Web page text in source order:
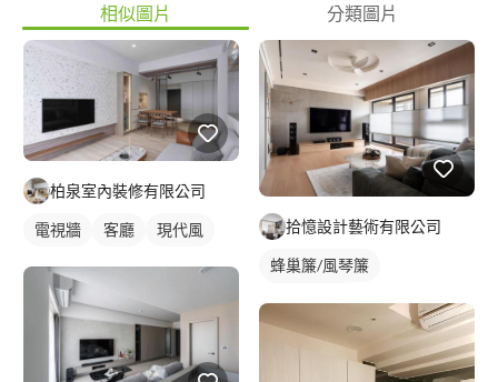
相似圖片 分類圖片
柏泉室內裝修有限公司
電視牆 客廳 現代風 拾憶設計藝術有限公司
蜂巢簾/風琴簾